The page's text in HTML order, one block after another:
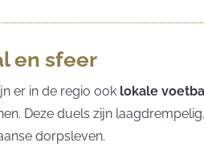
en sfeer
er in de regio ook lokale
Deze duels zijn
dorpsleven.